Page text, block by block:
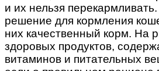
и их нельзя
решение для кормления
них качественный корм. На
здоровых продуктов,
витаминов и питательных